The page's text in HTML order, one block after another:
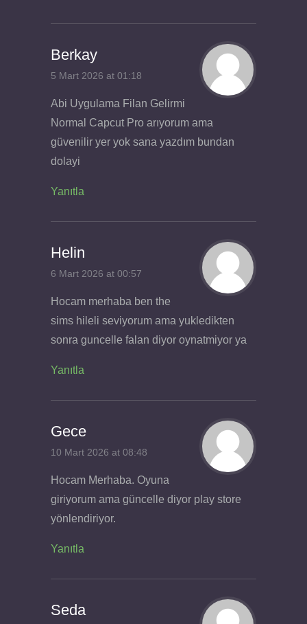
Berkay
5 Mart 2026 at 01:18
Abi Uygulama Filan Gelirmi
Normal Capcut Pro arıyorum ama
güvenilir yer yok sana yazdım bundan
dolayi
Yanıtla
Helin
6 Mart 2026 at 00:57
Hocam merhaba ben the
sims hileli seviyorum ama yukledikten
sonra guncelle falan diyor oynatmiyor ya
Yanıtla
Gece
10 Mart 2026 at 08:48
Hocam Merhaba. Oyuna
giriyorum ama güncelle diyor play store
yönlendiriyor.
Yanıtla
Seda